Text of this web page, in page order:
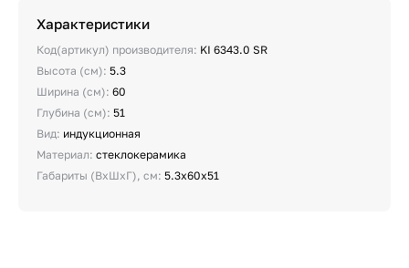
Характеристики
Код(артикул) производителя: KI 6343.0 SR
Высота (см): 5.3
Ширина (см): 60
Глубина (см): 51
Вид: индукционная
Материал: стеклокерамика
Габариты (ВхШхГ), см: 5.3х60х51